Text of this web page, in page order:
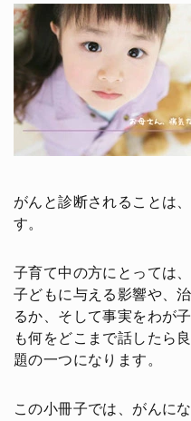
がんと診断されることは
す。
子育て中の方にとっては
子どもに与える影響や、
るか、そして事実をわが
も何をどこまで話したら
題の一つになります。
この小冊子では、がんに